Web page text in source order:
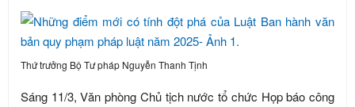
Thứ trưởng Bộ Tư pháp Nguyễn Thanh Tịnh
Sáng 11/3, Văn phòng Chủ tịch nước tổ chức Họp báo công